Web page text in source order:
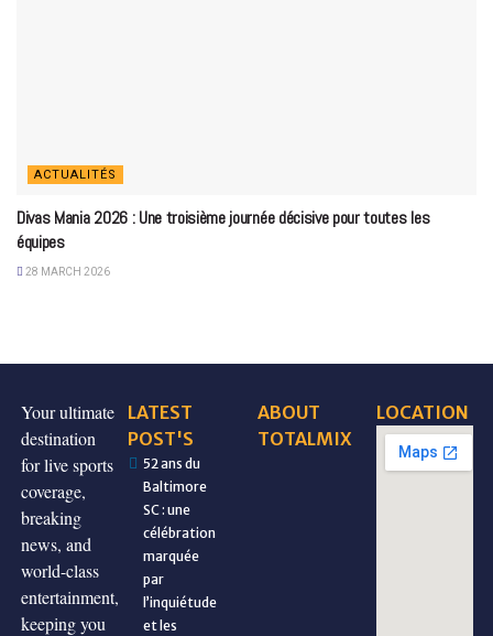
ACTUALITÉS
Divas Mania 2026 : Une troisième journée décisive pour toutes les
équipes
28 MARCH 2026
Your ultimate
destination
for live sports
coverage,
breaking
news, and
world-class
entertainment,
keeping you
LATEST
POST'S
52 ans du
Baltimore
SC : une
célébration
marquée
par
l’inquiétude
et les
ABOUT
TOTALMIX
LOCATION